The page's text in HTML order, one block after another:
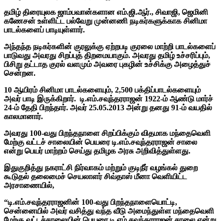
தமிழ் திரையுலக ஜாம்பவான்களான எம்.ஜி.ஆர்., சிவாஜி, ஜெமினி
கணேசன் உள்ளிட்ட பல்வேறு முன்னணி நடிகர்களுக்காக சினிமா
பாடல்களைப் பாடியுள்ளார்.
அந்தந்த நடிகர்களின் குரலுக்கு ஏற்றபடி குரலை மாற்றி பாடல்களைப்
பாடுவது அவரது சிறப்புத் திறமையாகும். அவரது தமிழ் உச்சரிப்பும்,
பிசிறு தட்டாத குரல் வளமும் அவரை புகழின் உச்சிக்கு அழைத்துச்
சென்றன.
10 ஆயிரம் சினிமா பாடல்களையும், 2,500 பக்திப்பாடல்களையும்
அவர் பாடி இருக்கிறார். டி.எம்.சவுந்தரராஜன் 1922-ம் ஆண்டு மார்ச்
24-ம் தேதி பிறந்தார். அவர் 25.05.2013 அன்று தனது 91-ம் வயதில்
காலமானார்.
அவரது 100-வது பிறந்தநாளை சிறப்பிக்கும் விதமாக மந்தைவெளி
மேற்கு வட்டச் சாலையின் பெயரை டி.எம்.சவுந்தரராஜன் சாலை
என்று பெயர் மாற்றம் செய்து தமிழக அரசு அறிவித்துள்ளது.
இதுகுறித்து நகராட்சி நிர்வாகம் மற்றும் குடிநீர் வழங்கல் துறை
கூடுதல் தலைமைச் செயலாளர் சிவ்தாஸ் மீனா வெளியிட்ட
அரசாணையில்,
“டி.எம்.சவுந்தரராஜனின் 100-வது பிறந்தநாளையொட்டி,
சென்னையில் அவர் வசித்து வந்த வீடு அமைந்துள்ள மந்தைவெளி